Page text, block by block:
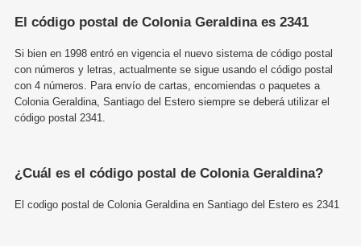
El código postal de Colonia Geraldina es 2341
Si bien en 1998 entró en vigencia el nuevo sistema de código postal
con números y letras, actualmente se sigue usando el código postal
con 4 números. Para envío de cartas, encomiendas o paquetes a
Colonia Geraldina, Santiago del Estero siempre se deberá utilizar el
código postal 2341.
¿Cuál es el código postal de Colonia Geraldina?
El codigo postal de Colonia Geraldina en Santiago del Estero es 2341